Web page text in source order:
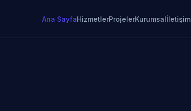
Ana SayfaHizmetlerProjelerKurumsalİletişim